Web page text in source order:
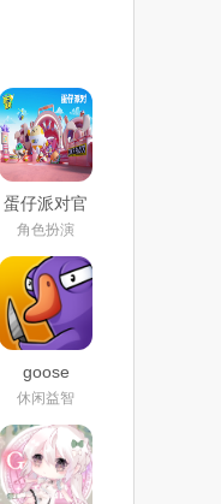
蛋仔派对官
服正版下载
安装2025最
新版
角色扮演
goose
goose duck
手机版官方
下载2024最
新版
休闲益智